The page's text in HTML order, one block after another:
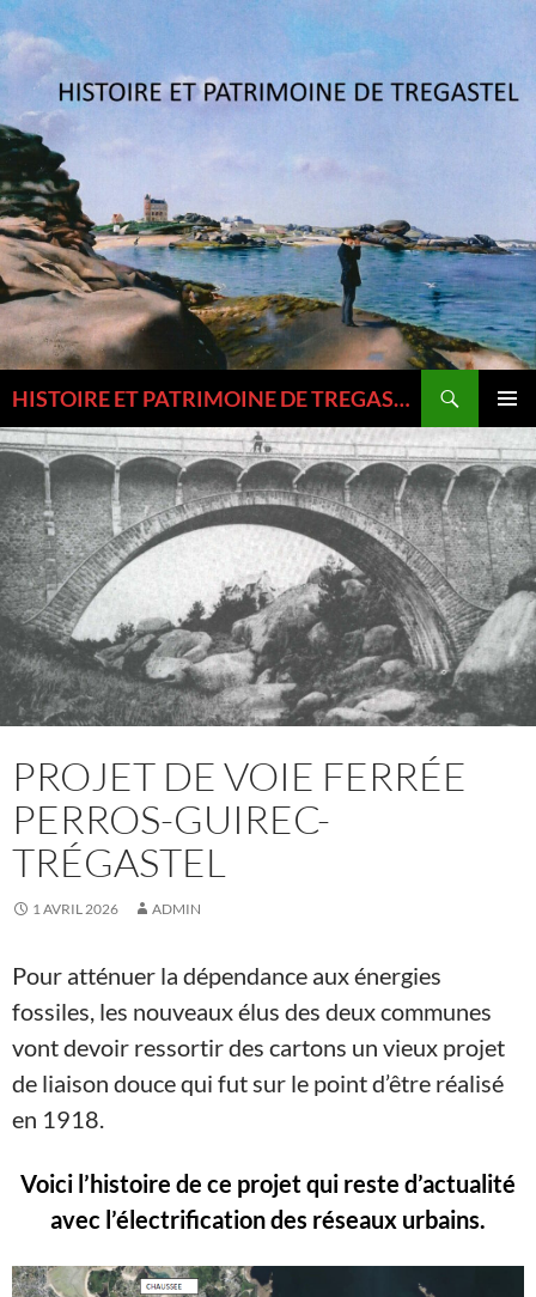
Aller
au
contenu
HISTOIRE ET PATRIMOINE DE TREGASTEL ET DU TREGOR
MENU
PROJET DE VOIE FERRÉE
PERROS-GUIREC-
TRÉGASTEL
1 AVRIL 2026 ADMIN
Pour atténuer la dépendance aux énergies
fossiles, les nouveaux élus des deux communes
vont devoir ressortir des cartons un vieux projet
de liaison douce qui fut sur le point d’être réalisé
en 1918.
Voici l’histoire de ce projet qui reste d’actualité
avec l’électrification des réseaux urbains.